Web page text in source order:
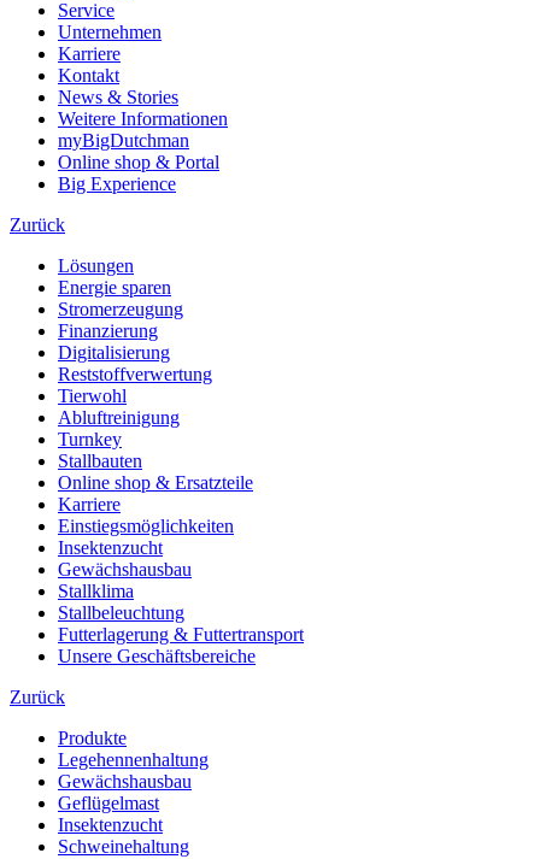
Service
Unternehmen
Karriere
Kontakt
News & Stories
Weitere Informationen
myBigDutchman
Online shop & Portal
Big Experience
Zurück
Lösungen
Energie sparen
Stromerzeugung
Finanzierung
Digitalisierung
Reststoffverwertung
Tierwohl
Abluftreinigung
Turnkey
Stallbauten
Online shop & Ersatzteile
Karriere
Einstiegsmöglichkeiten
Insektenzucht
Gewächshausbau
Stallklima
Stallbeleuchtung
Futterlagerung & Futtertransport
Unsere Geschäftsbereiche
Zurück
Produkte
Legehennenhaltung
Gewächshausbau
Geflügelmast
Insektenzucht
Schweinehaltung